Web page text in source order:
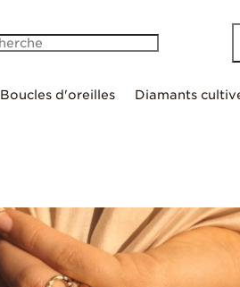
Boucles d'oreilles Diamants